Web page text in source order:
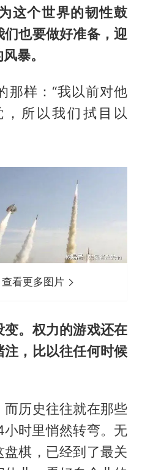
这个世界的韧性鼓
也要做好准备，迎
暴。
那样：“我以前对他
所以我们拭目以
看更多图片
。权力的游戏还在
，比以往任何时候
历史往往就在那些
小时里悄然转弯。无
棋，已经到了最关